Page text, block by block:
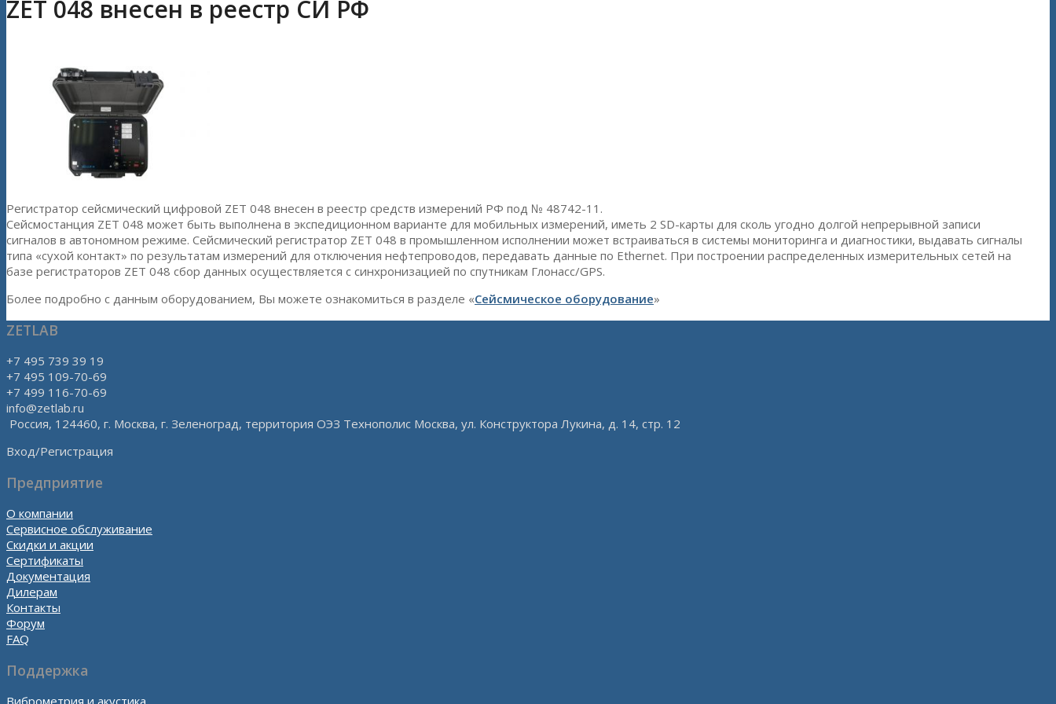
ZET 048 внесен в реестр СИ РФ
Регистратор сейсмический цифровой ZET 048 внесен в реестр средств измерений РФ под № 48742-11.
Сейсмостанция ZET 048 может быть выполнена в экспедиционном варианте для мобильных измерений, иметь 2 SD-карты для сколь угодно долгой непрерывной записи
сигналов в автономном режиме. Сейсмический регистратор ZET 048 в промышленном исполнении может встраиваться в системы мониторинга и диагностики, выдавать сигналы
типа «сухой контакт» по результатам измерений для отключения нефтепроводов, передавать данные по Ethernet. При построении распределенных измерительных сетей на
базе регистраторов ZET 048 сбор данных осуществляется с синхронизацией по спутникам Глонасс/GPS.
Более подробно с данным оборудованием, Вы можете ознакомиться в разделе «Сейсмическое оборудование»
ZETLAB
+7 495 739 39 19
+7 495 109-70-69
+7 499 116-70-69
info@zetlab.ru
Россия, 124460, г. Москва, г. Зеленоград, территория ОЭЗ Технополис Москва, ул. Конструктора Лукина, д. 14, стр. 12
Вход/Регистрация
Предприятие
О компании
Сервисное обслуживание
Скидки и акции
Сертификаты
Документация
Дилерам
Контакты
Форум
FAQ
Поддержка